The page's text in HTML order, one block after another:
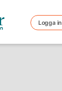
Logga in